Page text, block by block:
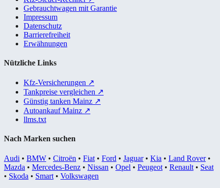
Gebrauchtwagen mit Garantie
Impressum
Datenschutz
Barrierefreiheit
Erwähnungen
Nützliche Links
Kfz-Versicherungen ↗
Tankpreise vergleichen ↗
Günstig tanken Mainz ↗
Autoankauf Mainz ↗
llms.txt
Nach Marken suchen
Audi • BMW • Citroën • Fiat • Ford • Jaguar• Kia • Land Rover•
Mazda • Mercedes-Benz • Nissan • Opel • Peugeot • Renault • Seat
• Skoda • Smart • Volkswagen